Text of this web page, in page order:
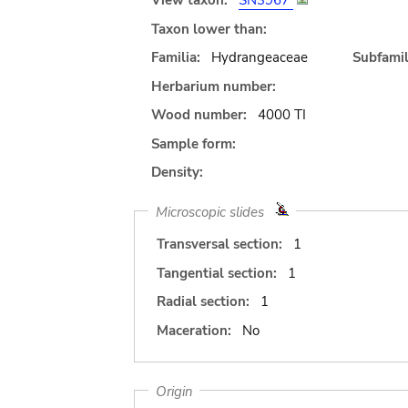
Taxon lower than:
Familia:
Hydrangeaceae
Herbarium number:
Wood number:
4000 TI
Sample form:
Density:
Microscopic slides
Transversal section:
1
Tangential section:
1
Radial section:
1
Maceration:
No
Origin